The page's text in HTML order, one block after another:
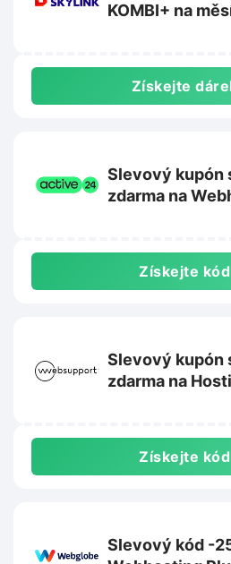
KOMBI+ na
Získejte
Slevový kupón
zdarma na
Získejte kód
Slevový kupón
zdarma na
Získejte kód
Slevový kód -